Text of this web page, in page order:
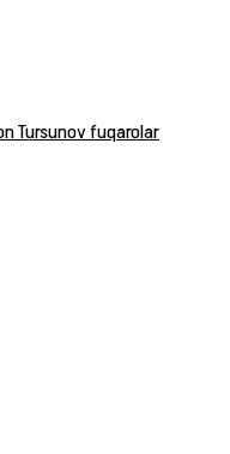
Tursunov fuqarolar